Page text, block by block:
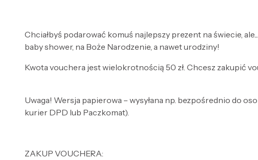
Chciałbyś podarować komuś najlepszy prezent na świecie,
baby shower, na Boże Narodzenie, a nawet urodziny!
Kwota vouchera jest wielokrotnością 50 zł. Chcesz zakupić
Uwaga! Wersja papierowa – wysyłana np. bezpośrednio do
kurier DPD lub Paczkomat).
ZAKUP VOUCHERA: